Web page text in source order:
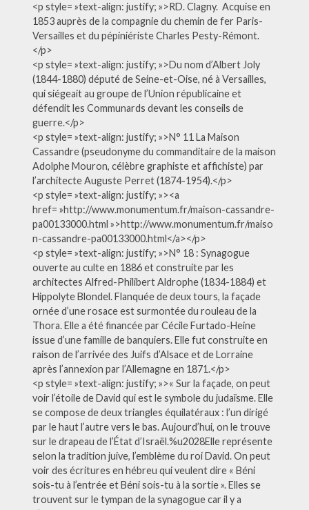
<p style= »text-align: justify; »>RD. Clagny. Acquise en
1853 auprès de la compagnie du chemin de fer Paris-
Versailles et du pépiniériste Charles Pesty-Rémont.
</p>
<p style= »text-align: justify; »>Du nom d’Albert Joly
(1844-1880) député de Seine-et-Oise, né à Versailles,
qui siégeait au groupe de l’Union républicaine et
défendit les Communards devant les conseils de
guerre.</p>
<p style= »text-align: justify; »>N° 11 La Maison
Cassandre (pseudonyme du commanditaire de la maison
Adolphe Mouron, célèbre graphiste et affichiste) par
l’architecte Auguste Perret (1874-1954).</p>
<p style= »text-align: justify; »><a
href= »http://www.monumentum.fr/maison-cassandre-
pa00133000.html »>http://www.monumentum.fr/maiso
n-cassandre-pa00133000.html</a></p>
<p style= »text-align: justify; »>N° 18 : Synagogue
ouverte au culte en 1886 et construite par les
architectes Alfred-Philibert Aldrophe (1834-1884) et
Hippolyte Blondel. Flanquée de deux tours, la façade
ornée d’une rosace est surmontée du rouleau de la
Thora. Elle a été financée par Cécile Furtado-Heine
issue d’une famille de banquiers. Elle fut construite en
raison de l’arrivée des Juifs d’Alsace et de Lorraine
après l’annexion par l’Allemagne en 1871.</p>
<p style= »text-align: justify; »>« Sur la façade, on peut
voir l’étoile de David qui est le symbole du judaïsme. Elle
se compose de deux triangles équilatéraux : l’un dirigé
par le haut l’autre vers le bas. Aujourd’hui, on le trouve
sur le drapeau de l’État d’Israël.%u2028Elle représente
selon la tradition juive, l’emblème du roi David. On peut
voir des écritures en hébreu qui veulent dire « Béni
sois-tu à l’entrée et Béni sois-tu à la sortie ». Elles se
trouvent sur le tympan de la synagogue car il y a